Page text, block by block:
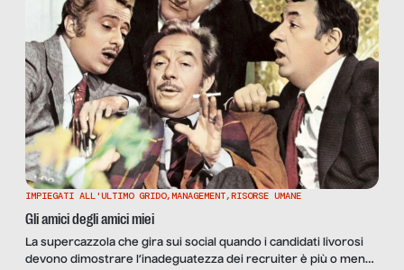
IMPIEGATI ALL'ULTIMO GRIDO,MANAGEMENT,RISORSE UMANE
Gli amici degli amici miei
La supercazzola che gira sui social quando i candidati livorosi
devono dimostrare l’inadeguatezza dei recruiter è più o meno